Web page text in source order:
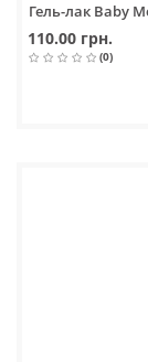
Гель-лак Baby
110.00 грн.
(0)